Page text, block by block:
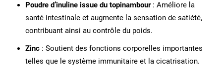
Poudre d’inuline issue du topinambour: Améliore la
santé intestinale et augmente la sensation de satiété,
contribuant ainsi au contrôle du poids.
Zinc : Soutient des fonctions corporelles importantes
telles que le système immunitaire et la cicatrisation.